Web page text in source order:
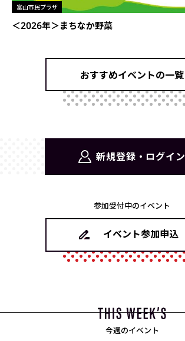
富山市民プラザ
＜2026年＞まちなか野菜
おすすめイベントの一覧
新規登録・ログイン
参加受付中のイベント
イベント参加申込
今週のイベント